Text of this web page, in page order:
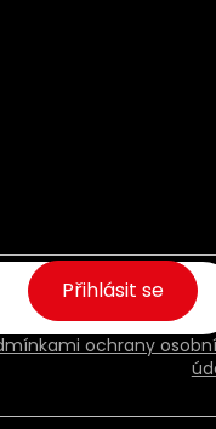
ochrany
Přihlásit se